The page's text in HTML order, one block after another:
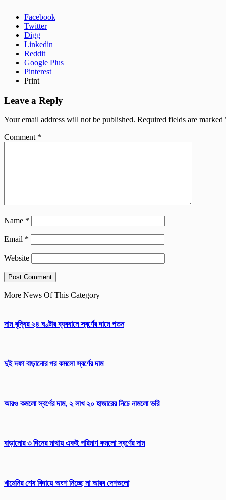
Facebook
Twitter
Digg
Linkedin
Reddit
Google Plus
Pinterest
Print
Leave a Reply
Your email address will not be published. Required fields are marked
Comment *
Name *
Email *
Website
More News Of This Category
দাম বৃদ্ধির ২৪ ঘণ্টার ব্যবধানে স্বর্ণের দামে পতন
দুই দফা বাড়ানোর পর কমলো স্বর্ণের দাম
আরও কমলো স্বর্ণের দাম, ২ লাখ ২০ হাজারের নিচে নামলো ভরি
বাড়ানোর ৩ দিনের মাথায় একই পরিমাণ কমলো স্বর্ণের দাম
খামেনির শেষ বিদায়ে অংশ নিচ্ছে না আরব দেশগুলো